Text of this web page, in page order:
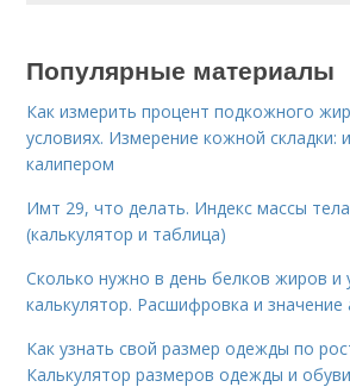
Популярные материалы
Как измерить процент подкожного
условиях. Измерение кожной складки:
калипером
Имт 29, что делать. Индекс массы
(калькулятор и таблица)
Сколько нужно в день белков жиров и
калькулятор. Расшифровка и
Как узнать свой размер одежды по
Калькулятор размеров одежды и обуви